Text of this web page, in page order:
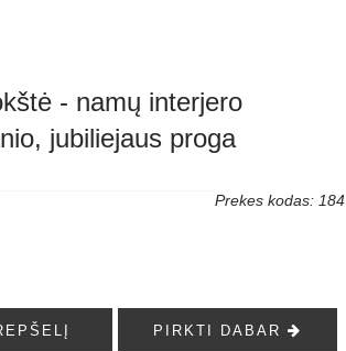
- namų interjero
jubiliejaus proga
Prekes kodas: 184
PIRKTI DABAR